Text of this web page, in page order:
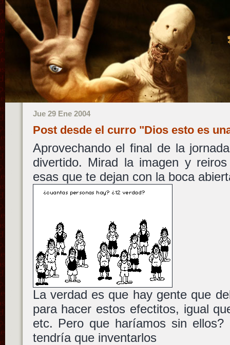
Jue 29 Ene 2004
Post desde el curro "Dios esto es
Aprovechando el final de la
divertido. Mirad la imagen y
esas que te dejan con la boca
La verdad es que hay gente que
para hacer estos efectitos, igual
etc. Pero que haríamos sin ellos?
tendría que inventarlos